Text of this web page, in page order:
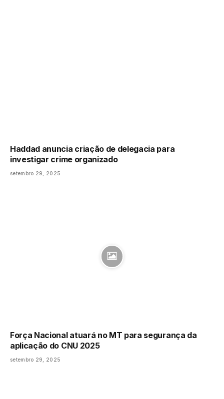
Haddad anuncia criação de delegacia para
investigar crime organizado
setembro 29, 2025
Força Nacional atuará no MT para segurança da
aplicação do CNU 2025
setembro 29, 2025